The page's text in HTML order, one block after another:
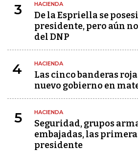
3 HACIENDA
De la Espriella se
presidente, pero aún
del DNP
4 HACIENDA
Las cinco banderas
nuevo gobierno en
5 HACIENDA
Seguridad, grupos
embajadas, las
presidente